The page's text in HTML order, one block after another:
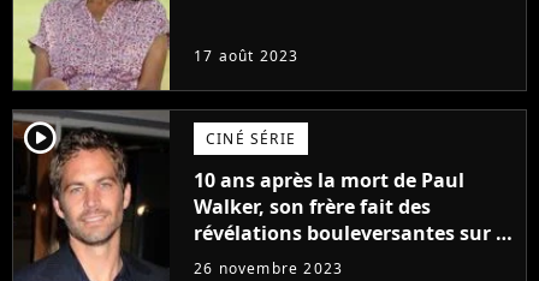
17 août 2023
player2 CINÉ SÉRIE
10 ans après la mort de Paul
Walker, son frère fait des
révélations bouleversantes sur la
réaction des acteurs de Fast and
26 novembre 2023